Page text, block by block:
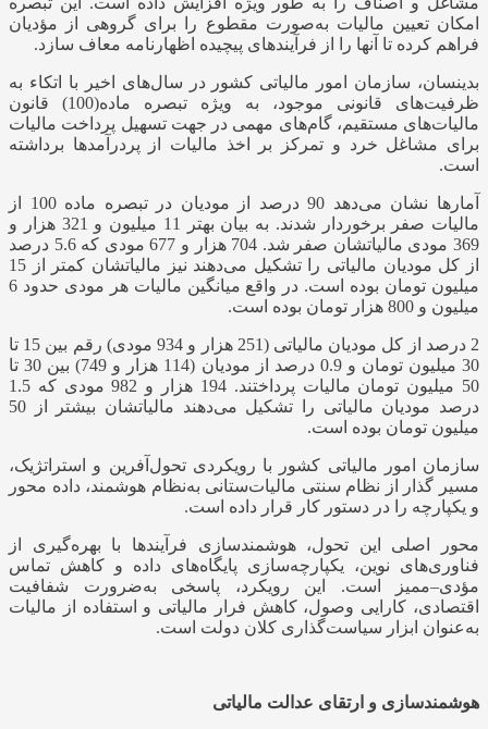
امکان تعیین مالیات به‌صورت مقطوع را برای گروهی از مؤدیان
فراهم کرده تا آنها را از فرآیندهای پیچیده اظهارنامه معاف سازد.
بدین‏سان، سازمان امور مالیاتی کشور در سال‏‌های اخیر با اتکاء به
ظرفیت‏‌های قانونی موجود، به ‌ویژه تبصره ماده(100) قانون
مالیات‏‌های مستقیم، گام‌‏های مهمی در جهت تسهیل پرداخت مالیات
برای مشاغل خرد و تمرکز بر اخذ مالیات از پردرآمدها برداشته
است.
آمارها نشان می‌دهد 90 درصد از مودیان در تبصره ماده 100 از
مالیات صفر برخوردار شدند. به بیان بهتر 11 میلیون و 321 هزار و
369 مودی مالیاتشان صفر شد. 704 هزار و 677 مودی که 5.6 درصد
از کل مودیان مالیاتی را تشکیل می‌دهند نیز مالیاتشان کمتر از 15
میلیون تومان بوده است. در واقع میانگین مالیات هر مودی حدود 6
میلیون و 800 هزار تومان بوده است.
2 درصد از کل مودیان مالیاتی (251 هزار و 934 مودی) رقم بین 15 تا
30 میلیون تومان و 0.9 درصد از مودیان (114 هزار و 749) بین 30 تا
50 میلیون تومان مالیات پرداختند. 194 هزار و 982 مودی که 1.5
درصد مودیان مالیاتی را تشکیل می‌دهند مالیاتشان بیشتر از 50
میلیون تومان بوده است.
سازمان امور مالیاتی کشور با رویکردی تحول‌آفرین و استراتژیک،
مسیر گذار از نظام سنتی مالیات‌ستانی به‌نظام هوشمند، داده محور
و یکپارچه را در دستور کار قرار داده است.
محور اصلی این تحول، هوشمندسازی فرآیندها با بهره‌گیری از
فناوری‌های نوین، یکپارچه‌سازی پایگاه‌های داده و کاهش تماس
مؤدی–ممیز است. این رویکرد، پاسخی به‌ضرورت شفافیت
اقتصادی، کارایی وصول، کاهش فرار مالیاتی و استفاده از مالیات
به‌عنوان ابزار سیاست‌گذاری کلان دولت است.
هوشمندسازی و ارتقای عدالت مالیاتی